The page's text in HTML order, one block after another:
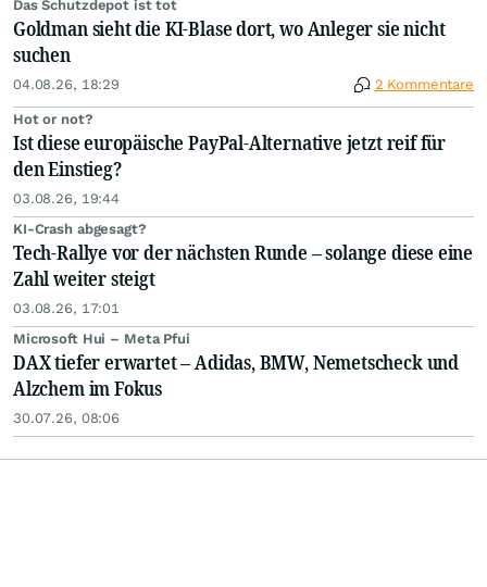
Das Schutzdepot ist tot
Goldman sieht die KI-Blase dort, wo Anleger sie nicht
suchen
04.08.26, 18:29 2 Kommentare
Hot or not?
Ist diese europäische PayPal-Alternative jetzt reif für
den Einstieg?
03.08.26, 19:44
KI-Crash abgesagt?
Tech-Rallye vor der nächsten Runde – solange diese eine
Zahl weiter steigt
03.08.26, 17:01
Microsoft Hui – Meta Pfui
DAX tiefer erwartet – Adidas, BMW, Nemetscheck und
Alzchem im Fokus
30.07.26, 08:06